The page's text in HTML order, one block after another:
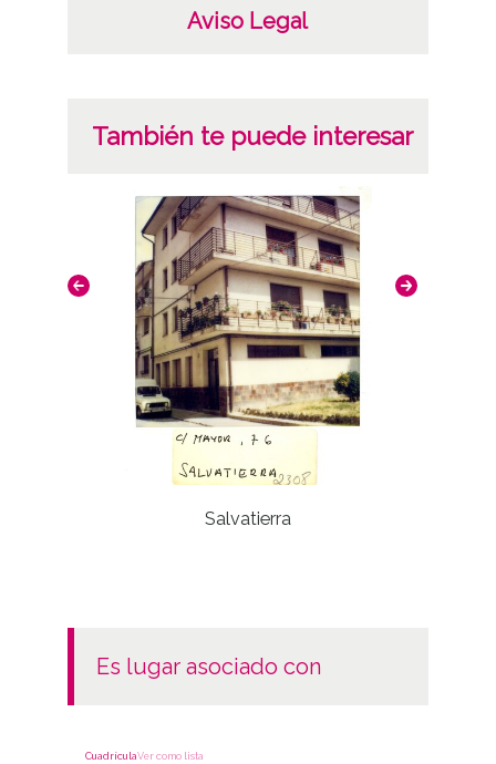
Aviso Legal
También te puede interesar
Salvatierra
es lugar asociado con
CuadrículaVer como lista